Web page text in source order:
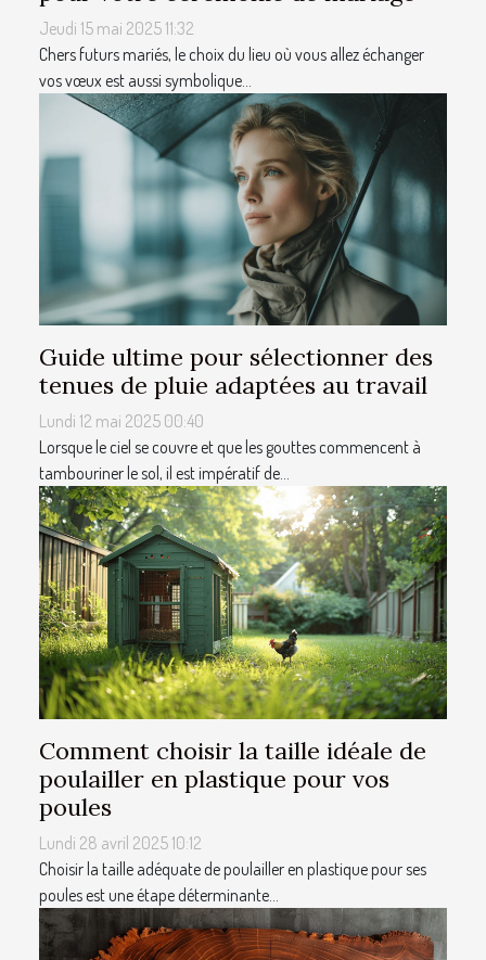
Jeudi 15 mai 2025 11:32
Chers futurs mariés, le choix du lieu où vous allez échanger
vos vœux est aussi symbolique...
Guide ultime pour sélectionner des
tenues de pluie adaptées au travail
Lundi 12 mai 2025 00:40
Lorsque le ciel se couvre et que les gouttes commencent à
tambouriner le sol, il est impératif de...
Comment choisir la taille idéale de
poulailler en plastique pour vos
poules
Lundi 28 avril 2025 10:12
Choisir la taille adéquate de poulailler en plastique pour ses
poules est une étape déterminante...